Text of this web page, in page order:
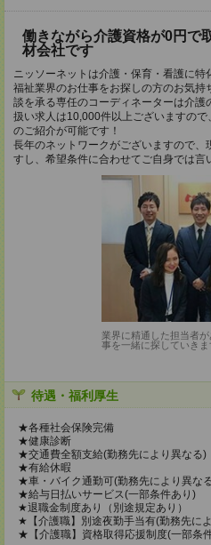
働きながら介護資格が0円で
材会社です
ニッソーネットは介護・保育・看護に特
福祉業界のお仕事をお探しの方のお気
談を承る専任のコーディネーターは介
扱い求人は10,000件以上ございますの
のご紹介が可能です！
長年のネットワークがございますので、
すし、希望条件に合わせてご自身では言
業界に精通した担当者
事を一緒に探していきま
待遇・福利厚生
★各種社会保険完備
★健康診断
★交通費全額支給(勤務先により異なる)
★有給休暇
★車・バイク通勤可(勤務先により異な
★給与日払いサービス(一部条件あり)
★退職金制度あり（別途規定あり）
★【介護職】別途夜勤手当有(勤務先に
★【介護職】資格取得応援制度(一部条